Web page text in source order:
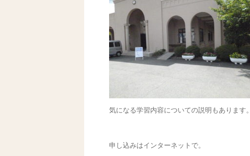
気になる学習内容についての説明もあります。
申し込みはインターネットで。